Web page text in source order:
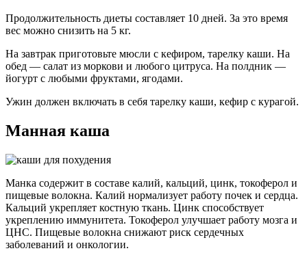
Продолжительность диеты составляет 10 дней. За это время
вес можно снизить на 5 кг.
На завтрак приготовьте мюсли с кефиром, тарелку каши. На
обед — салат из моркови и любого цитруса. На полдник —
йогурт с любыми фруктами, ягодами.
Ужин должен включать в себя тарелку каши, кефир с курагой.
Манная каша
Манка содержит в составе калий, кальций, цинк, токоферол и
пищевые волокна. Калий нормализует работу почек и сердца.
Кальций укрепляет костную ткань. Цинк способствует
укреплению иммунитета. Токоферол улучшает работу мозга и
ЦНС. Пищевые волокна снижают риск сердечных
заболеваний и онкологии.